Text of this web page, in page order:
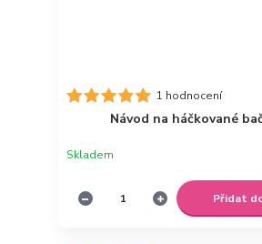
1 hodnocení
Návod na háčkované
Skladem
Přidat